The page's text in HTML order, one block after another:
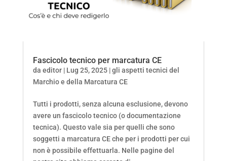
Fascicolo tecnico per marcatura CE
da editor| Lug 25, 2025|gli aspetti tecnici del
Marchio e della Marcatura CE
Tutti i prodotti, senza alcuna esclusione, devono
avere un fascicolo tecnico (o documentazione
tecnica). Questo vale sia per quelli che sono
soggetti a marcatura CE che per i prodotti per cui
non è possibile effettuarla. Nelle pagine del